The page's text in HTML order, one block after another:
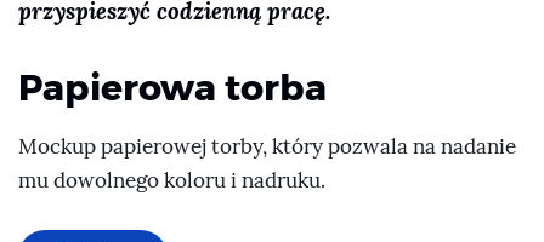
przyspieszyć codzienną pracę.
Papierowa torba
Mockup papierowej torby, który pozwala na nadanie
mu dowolnego koloru i nadruku.